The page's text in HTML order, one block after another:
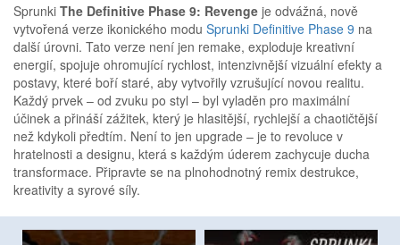
Sprunki The Definitive Phase 9: Revenge je odvážná, nově
vytvořená verze ikonického modu Sprunki Definitive Phase 9 na
další úrovni. Tato verze není jen remake, exploduje kreativní
energií, spojuje ohromující rychlost, intenzivnější vizuální efekty a
postavy, které boří staré, aby vytvořily vzrušující novou realitu.
Každý prvek – od zvuku po styl – byl vyladěn pro maximální
účinek a přináší zážitek, který je hlasitější, rychlejší a chaotičtější
než kdykoli předtím. Není to jen upgrade – je to revoluce v
hratelnosti a designu, která s každým úderem zachycuje ducha
transformace. Připravte se na plnohodnotný remix destrukce,
kreativity a syrové síly.